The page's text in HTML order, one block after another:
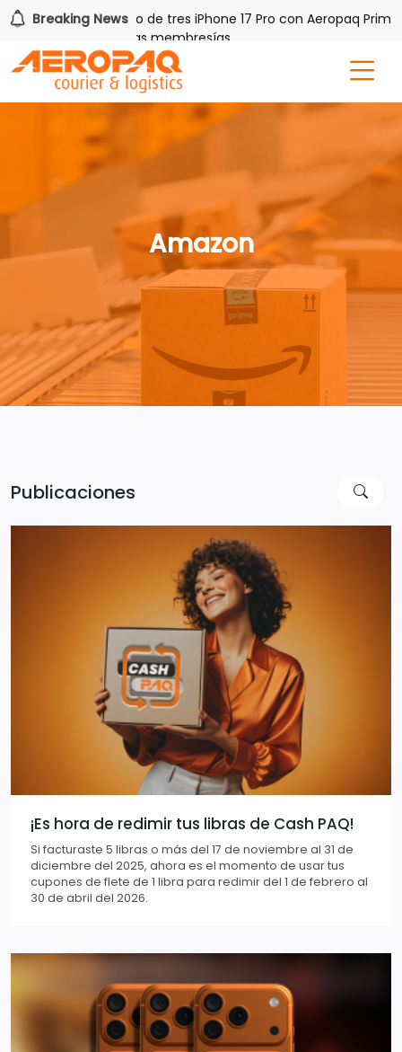
Breaking News
Gana uno de tres iPhone 17 Pro con Aeropaq Prime
meses nuevas membresías
Amazon
Publicaciones
¡Es hora de redimir tus libras de Cash PAQ!
Si facturaste 5 libras o más del 17 de noviembre al 31 de
diciembre del 2025, ahora es el momento de usar tus
cupones de flete de 1 libra para redimir del 1 de febrero al
30 de abril del 2026.